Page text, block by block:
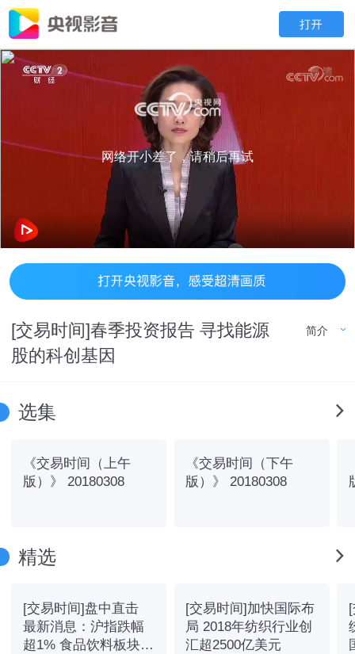
网络开小差了，请稍后再试
[交易时间]春季投资报告 寻找能源
股的科创基因
简介
选集
《交易时间（上午
版）》 20180308
《交易时间（下午
版）》 20180308
精选
[交易时间]盘中直击
最新消息：沪指跌幅
超1% 食品饮料板块活
[交易时间]加快国际布
局 2018年纺织行业创
汇超2500亿美元